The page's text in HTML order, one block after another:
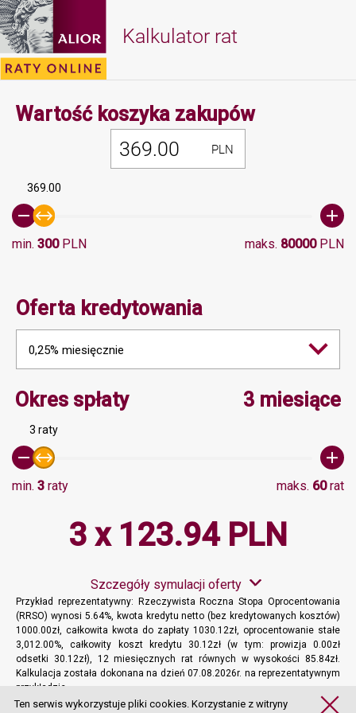
Kalkulator rat
Wartość koszyka zakupówMinimalna
PLN
369.00
min. 300PLN maks. 80000PLN
Oferta kredytowania
0,25% miesięcznie
Okres spłatyMinimalna wartość 3,
3 miesiące
3 raty
min. 3 raty maks. 60rat
3 x 123.94 PLN
Szczegóły symulacji oferty
Przykład reprezentatywny: Rzeczywista Roczna Stopa Oprocentowania
(RRSO) wynosi 5.64%, kwota kredytu netto (bez kredytowanych kosztów)
1000.00zł, całkowita kwota do zapłaty 1030.12zł, oprocentowanie stałe
3,012.00%, całkowity koszt kredytu 30.12zł (w tym: prowizja 0.00zł
odsetki 30.12zł), 12 miesięcznych rat równych w wysokości 85.84zł.
Kalkulacja została dokonana na dzień 07.08.2026r. na reprezentatywnym
przykładzie.
Więcej informacji
Ten serwis wykorzystuje pliki cookies. Korzystanie z witryny